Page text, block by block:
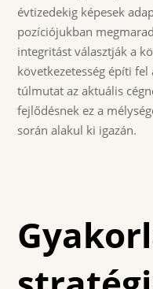
évtizedekig képesek
pozíciójukban
integritást választják a
következetesség építi
túlmutat az aktuális
fejlődésnek ez a
során alakul ki igazán.